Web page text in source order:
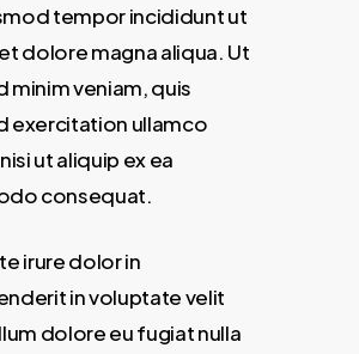
tempor incididunt ut
dolore magna aliqua. Ut
minim veniam, quis
exercitation ullamco
ut aliquip ex ea
consequat.
irure dolor in
in voluptate velit
dolore eu fugiat nulla